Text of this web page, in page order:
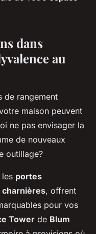
dans
au
de rangement
maison peuvent
ne pas envisager la
de nouveaux
outillage?
les portes
, offrent
pour vos
Tower de Blum